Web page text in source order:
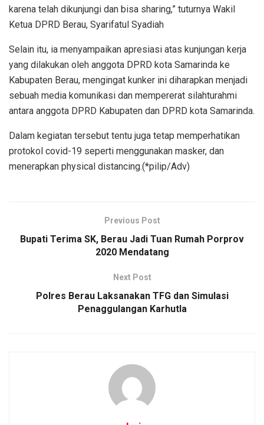
karena telah dikunjungi dan bisa sharing,” tuturnya Wakil
Ketua DPRD Berau, Syarifatul Syadiah
Selain itu, ia menyampaikan apresiasi atas kunjungan kerja
yang dilakukan oleh anggota DPRD kota Samarinda ke
Kabupaten Berau, mengingat kunker ini diharapkan menjadi
sebuah media komunikasi dan mempererat silahturahmi
antara anggota DPRD Kabupaten dan DPRD kota Samarinda.
Dalam kegiatan tersebut tentu juga tetap memperhatikan
protokol covid-19 seperti menggunakan masker, dan
menerapkan physical distancing.(*pilip/Adv)
Previous Post
Bupati Terima SK, Berau Jadi Tuan Rumah Porprov
2020 Mendatang
Next Post
Polres Berau Laksanakan TFG dan Simulasi
Penaggulangan Karhutla